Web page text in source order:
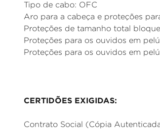
Tipo de cabo: OFC
Aro para a cabeça e proteções
Proteções de tamanho total
Proteções para os ouvidos em
Proteções para os ouvidos em
CERTIDÕES EXIGIDAS:
Contrato Social (Cópia